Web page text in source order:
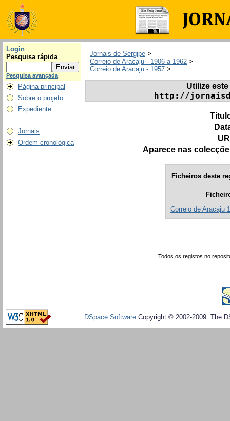
Login
Pesquisa rápida
Pesquisa avançada
Página principal
Sobre o projeto
Expediente
Jornais
Ordem cronológica
Jornais de Sergipe >
Correio de Aracaju - 1906 a 1962 >
Correio de Aracaju - 1957 >
Utilize
http://
Aparece nas
Ficheiros deste
Correio de Aracaju
Todos os registos no
DSpace Software Copyright © 2002-2009 The